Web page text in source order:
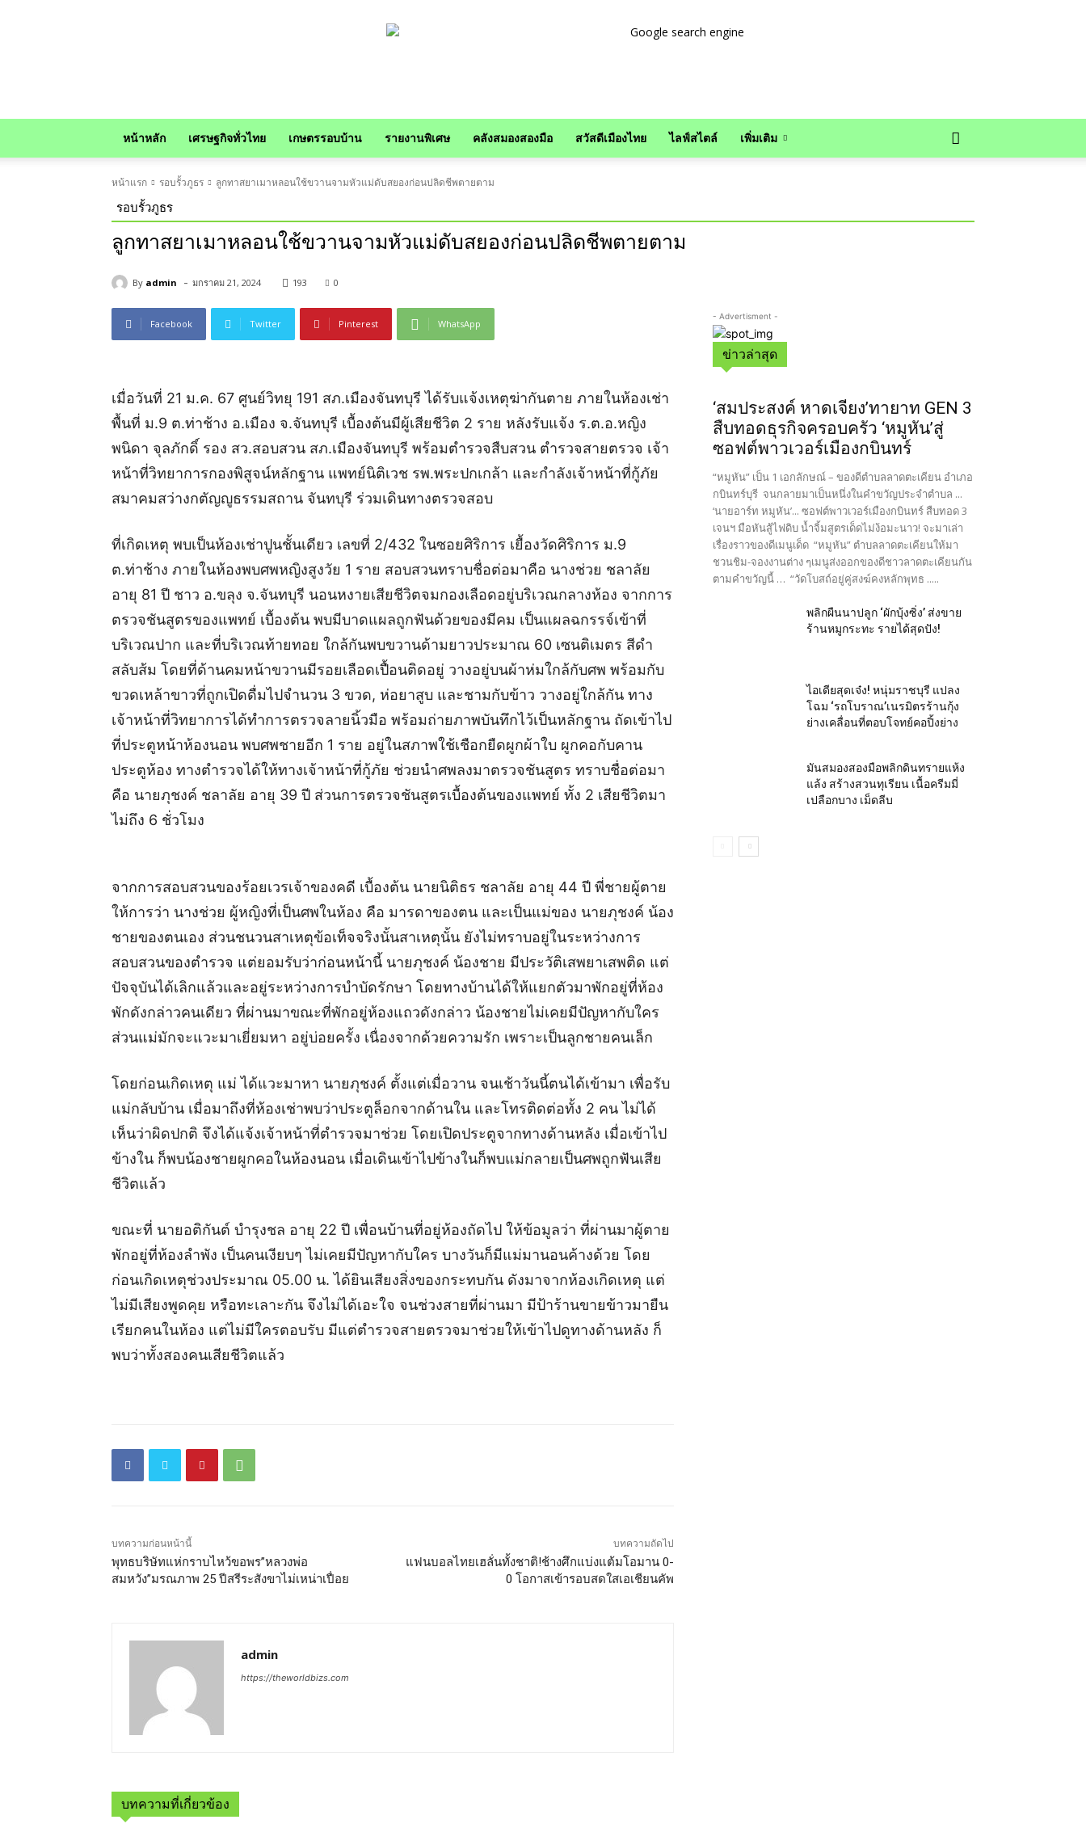
หน้าหลัก เศรษฐกิจทั่วไทย เกษตรรอบบ้าน รายงานพิเศษ คลังสมองสองมือ สวัสดีเมืองไทย ไลฟ์สไตล์ เพิ่มเติม
หน้าแรก รอบรั้วภูธร ลูกทาสยาเมาหลอนใช้ขวานจามหัวแม่ดับสยองก่อนปลิดชีพตายตาม
รอบรั้วภูธร
ลูกทาสยาเมาหลอนใช้ขวานจามหัวแม่ดับสยองก่อนปลิดชีพตายตาม
By admin - มกราคม 21, 2024 193 0
Facebook Twitter Pinterest WhatsApp
เมื่อวันที่ 21 ม.ค. 67 ศูนย์วิทยุ 191 สภ.เมืองจันทบุรี ได้รับแจ้งเหตุฆ่ากันตาย ภายในห้องเช่า
พื้นที่ ม.9 ต.ท่าช้าง อ.เมือง จ.จันทบุรี เบื้องต้นมีผู้เสียชีวิต 2 ราย หลังรับแจ้ง ร.ต.อ.หญิง
พนิดา จุลภักดิ์ รอง สว.สอบสวน สภ.เมืองจันทบุรี พร้อมตำรวจสืบสวน ตำรวจสายตรวจ เจ้า
หน้าที่วิทยาการกองพิสูจน์หลักฐาน แพทย์นิติเวช รพ.พระปกเกล้า และกำลังเจ้าหน้าที่กู้ภัย
สมาคมสว่างกตัญญูธรรมสถาน จันทบุรี ร่วมเดินทางตรวจสอบ
ที่เกิดเหตุ พบเป็นห้องเช่าปูนชั้นเดียว เลขที่ 2/432 ในซอยศิริการ เยื้องวัดศิริการ ม.9
ต.ท่าช้าง ภายในห้องพบศพหญิงสูงวัย 1 ราย สอบสวนทราบชื่อต่อมาคือ นางช่วย ชลาลัย
อายุ 81 ปี ชาว อ.ขลุง จ.จันทบุรี นอนหงายเสียชีวิตจมกองเลือดอยู่บริเวณกลางห้อง จากการ
ตรวจชันสูตรของแพทย์ เบื้องต้น พบมีบาดแผลถูกฟันด้วยของมีคม เป็นแผลฉกรรจ์เข้าที่
บริเวณปาก และที่บริเวณท้ายทอย ใกล้กันพบขวานด้ามยาวประมาณ 60 เซนติเมตร สีดำ
สลับส้ม โดยที่ด้านคมหน้าขวานมีรอยเลือดเปื้อนติดอยู่ วางอยู่บนผ้าห่มใกล้กับศพ พร้อมกับ
ขวดเหล้าขาวที่ถูกเปิดดื่มไปจำนวน 3 ขวด, ห่อยาสูบ และชามกับข้าว วางอยู่ใกล้กัน ทาง
เจ้าหน้าที่วิทยาการได้ทำการตรวจลายนิ้วมือ พร้อมถ่ายภาพบันทึกไว้เป็นหลักฐาน ถัดเข้าไป
ที่ประตูหน้าห้องนอน พบศพชายอีก 1 ราย อยู่ในสภาพใช้เชือกยืดผูกผ้าใบ ผูกคอกับคาน
ประตูห้อง ทางตำรวจได้ให้ทางเจ้าหน้าที่กู้ภัย ช่วยนำศพลงมาตรวจชันสูตร ทราบชื่อต่อมา
คือ นายภุชงค์ ชลาลัย อายุ 39 ปี ส่วนการตรวจชันสูตรเบื้องต้นของแพทย์ ทั้ง 2 เสียชีวิตมา
ไม่ถึง 6 ชั่วโมง
จากการสอบสวนของร้อยเวรเจ้าของคดี เบื้องต้น นายนิติธร ชลาลัย อายุ 44 ปี พี่ชายผู้ตาย
ให้การว่า นางช่วย ผู้หญิงที่เป็นศพในห้อง คือ มารดาของตน และเป็นแม่ของ นายภุชงค์ น้อง
ชายของตนเอง ส่วนชนวนสาเหตุข้อเท็จจริงนั้นสาเหตุนั้น ยังไม่ทราบอยู่ในระหว่างการ
สอบสวนของตำรวจ แต่ยอมรับว่าก่อนหน้านี้ นายภุชงค์ น้องชาย มีประวัติเสพยาเสพติด แต่
ปัจจุบันได้เลิกแล้วและอยู่ระหว่างการบำบัดรักษา โดยทางบ้านได้ให้แยกตัวมาพักอยู่ที่ห้อง
พักดังกล่าวคนเดียว ที่ผ่านมาขณะที่พักอยู่ห้องแถวดังกล่าว น้องชายไม่เคยมีปัญหากับใคร
ส่วนแม่มักจะแวะมาเยี่ยมหา อยู่บ่อยครั้ง เนื่องจากด้วยความรัก เพราะเป็นลูกชายคนเล็ก
โดยก่อนเกิดเหตุ แม่ ได้แวะมาหา นายภุชงค์ ตั้งแต่เมื่อวาน จนเช้าวันนี้ตนได้เข้ามา เพื่อรับ
แม่กลับบ้าน เมื่อมาถึงที่ห้องเช่าพบว่าประตูล็อกจากด้านใน และโทรติดต่อทั้ง 2 คน ไม่ได้
เห็นว่าผิดปกติ จึงได้แจ้งเจ้าหน้าที่ตำรวจมาช่วย โดยเปิดประตูจากทางด้านหลัง เมื่อเข้าไป
ข้างใน ก็พบน้องชายผูกคอในห้องนอน เมื่อเดินเข้าไปข้างในก็พบแม่กลายเป็นศพถูกฟันเสีย
ชีวิตแล้ว
ขณะที่ นายอติกันต์ บำรุงชล อายุ 22 ปี เพื่อนบ้านที่อยู่ห้องถัดไป ให้ข้อมูลว่า ที่ผ่านมาผู้ตาย
พักอยู่ที่ห้องลำพัง เป็นคนเงียบๆ ไม่เคยมีปัญหากับใคร บางวันก็มีแม่มานอนค้างด้วย โดย
ก่อนเกิดเหตุช่วงประมาณ 05.00 น. ได้ยินเสียงสิ่งของกระทบกัน ดังมาจากห้องเกิดเหตุ แต่
ไม่มีเสียงพูดคุย หรือทะเลาะกัน จึงไม่ได้เอะใจ จนช่วงสายที่ผ่านมา มีป้าร้านขายข้าวมายืน
เรียกคนในห้อง แต่ไม่มีใครตอบรับ มีแต่ตำรวจสายตรวจมาช่วยให้เข้าไปดูทางด้านหลัง ก็
พบว่าทั้งสองคนเสียชีวิตแล้ว
บทความก่อนหน้านี้
พุทธบริษัทแห่กราบไหว้ขอพร”หลวงพ่อ
สมหวัง”มรณภาพ 25 ปีสรีระสังขาไม่เหน่าเปื่อย
บทความถัดไป
แฟนบอลไทยเฮลั่นทั้งชาติ!ช้างศึกแบ่งแต้มโอมาน 0-
0 โอกาสเข้ารอบสดใสเอเชียนคัพ
admin
https://theworldbizs.com
บทความที่เกี่ยวข้อง
- Advertisment -
ข่าวล่าสุด
‘สมประสงค์ หาดเจียง’ทายาท GEN 3
สืบทอดธุรกิจครอบครัว ‘หมูหัน’สู่
ซอฟต์พาวเวอร์เมืองกบินทร์
“หมูหัน” เป็น 1 เอกลักษณ์ – ของดีตำบลลาดตะเคียน อำเภอ
กบินทร์บุรี จนกลายมาเป็นหนึ่งในคำขวัญประจำตำบล ...
‘นายอาร์ท หมูหัน’... ซอฟต์พาวเวอร์เมืองกบินทร์ สืบทอด 3
เจนฯ มือหันสู้ไฟดิบ น้ำจิ้มสูตรเด็ดไม่ง้อมะนาว! จะมาเล่า
เรื่องราวของดีเมนูเด็ด “หมูหัน” ตำบลลาดตะเคียนให้มา
ชวนชิม-จองงานต่าง ๆเมนูส่งออกของดีชาวลาดตะเคียนกัน
ตามคำขวัญนี้ … “วัดโบสถ์อยู่คู่สงฆ์คงหลักพุทธ .....
พลิกผืนนาปลูก ‘ผักบุ้งซิ่ง’ ส่งขาย
ร้านหมูกระทะ รายได้สุดปัง!
ไอเดียสุดเจ๋ง! หนุ่มราชบุรี แปลง
โฉม ‘รถโบราณ’เนรมิตรร้านกุ้ง
ย่างเคลื่อนที่ตอบโจทย์คอปิ้งย่าง
มันสมองสองมือพลิกดินทรายแห้ง
แล้ง สร้างสวนทุเรียน เนื้อครีมมี่
เปลือกบาง เม็ดลีบ